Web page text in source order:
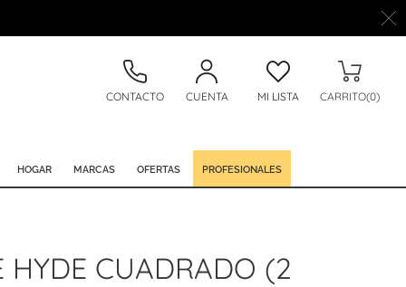
CONTACTO CUENTA MI LISTA CARRITO(0)
HOGAR MARCAS OFERTAS PROFESIONALES
HYDE CUADRADO (2